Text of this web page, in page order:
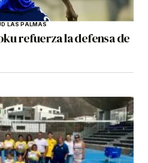
LAS PALMAS
refuerza la defensa de